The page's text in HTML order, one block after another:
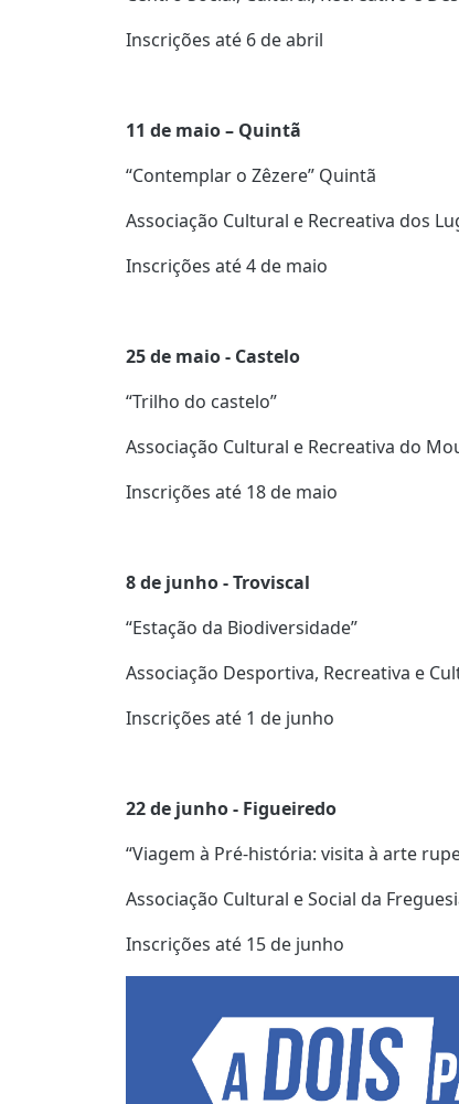
Inscrições até 6 de abril
11 de maio – Quintã
“Contemplar o Zêzere” Quintã
Associação Cultural e Recreativa dos
Inscrições até 4 de maio
25 de maio - Castelo
“Trilho do castelo”
Associação Cultural e Recreativa do
Inscrições até 18 de maio
8 de junho - Troviscal
“Estação da Biodiversidade”
Associação Desportiva, Recreativa e
Inscrições até 1 de junho
22 de junho - Figueiredo
“Viagem à Pré-história: visita à arte
Associação Cultural e Social da
Inscrições até 15 de junho